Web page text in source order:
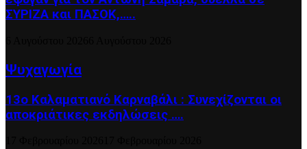
ΣΥΡΙΖΑ και ΠΑΣΟΚ,…..
Ψυχαγωγία
13ο Καλαματιανό Καρναβάλι : Συνεχίζονται οι
αποκριάτικες εκδηλώσεις ….